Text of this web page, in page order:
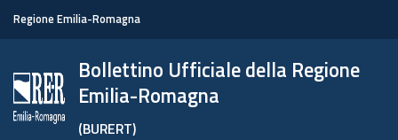
Regione Emilia-Romagna
Bollettino Ufficiale della Regione
Emilia-Romagna
(BURERT)